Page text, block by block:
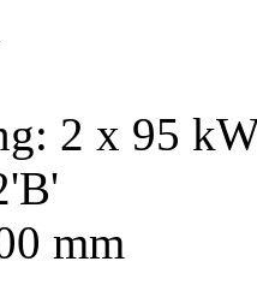
2 x 95
mm